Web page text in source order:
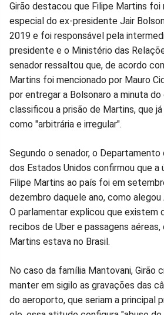
Girão destacou que Filipe Martins foi
especial do ex-presidente Jair
2019 e foi responsável pela
presidente e o Ministério das
senador ressaltou que, de acordo
Martins foi mencionado por Mauro
por entregar a Bolsonaro a minuta
classificou a prisão de Martins, que
como "arbitrária e irregular".
Segundo o senador, o
dos Estados Unidos confirmou que a
Filipe Martins ao país foi em
dezembro daquele ano, como
O parlamentar explicou que existem
recibos de Uber e passagens
Martins estava no Brasil.
No caso da família Mantovani, Girão
manter em sigilo as gravações das
do aeroporto, que seriam a principal